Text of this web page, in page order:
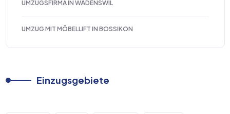
UMZUGSFIRMA IN WÄDENSWIL
UMZUG MIT MÖBELLIFT IN BOSSIKON
Einzugsgebiete